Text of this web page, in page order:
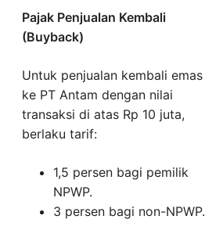
Pajak Penjualan Kembali
(Buyback)
Untuk penjualan kembali emas
ke PT Antam dengan nilai
transaksi di atas Rp 10 juta,
berlaku tarif:
1,5 persen bagi pemilik
NPWP.
3 persen bagi non-NPWP.